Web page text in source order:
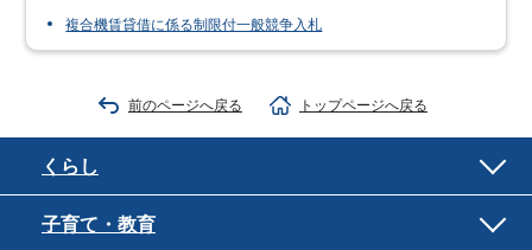
複合機賃貸借に係る制限付一般競争入札
前のページへ戻る トップページへ戻る
くらし
子育て・教育